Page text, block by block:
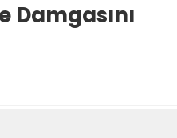
Damgasını